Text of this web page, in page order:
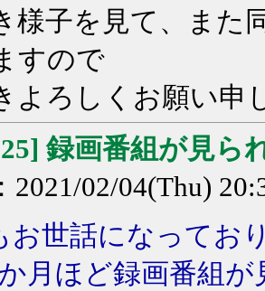
様子を見て、また
すので
よろしくお願い申
録画番組が見ら
2021/02/04(Thu)
お世話になってお
月ほど録画番組